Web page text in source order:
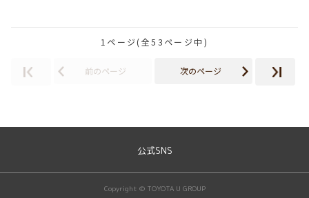
1ページ(全53ページ中)
前のページ 次のページ
公式SNS
Copyright © TOYOTA U GROUP